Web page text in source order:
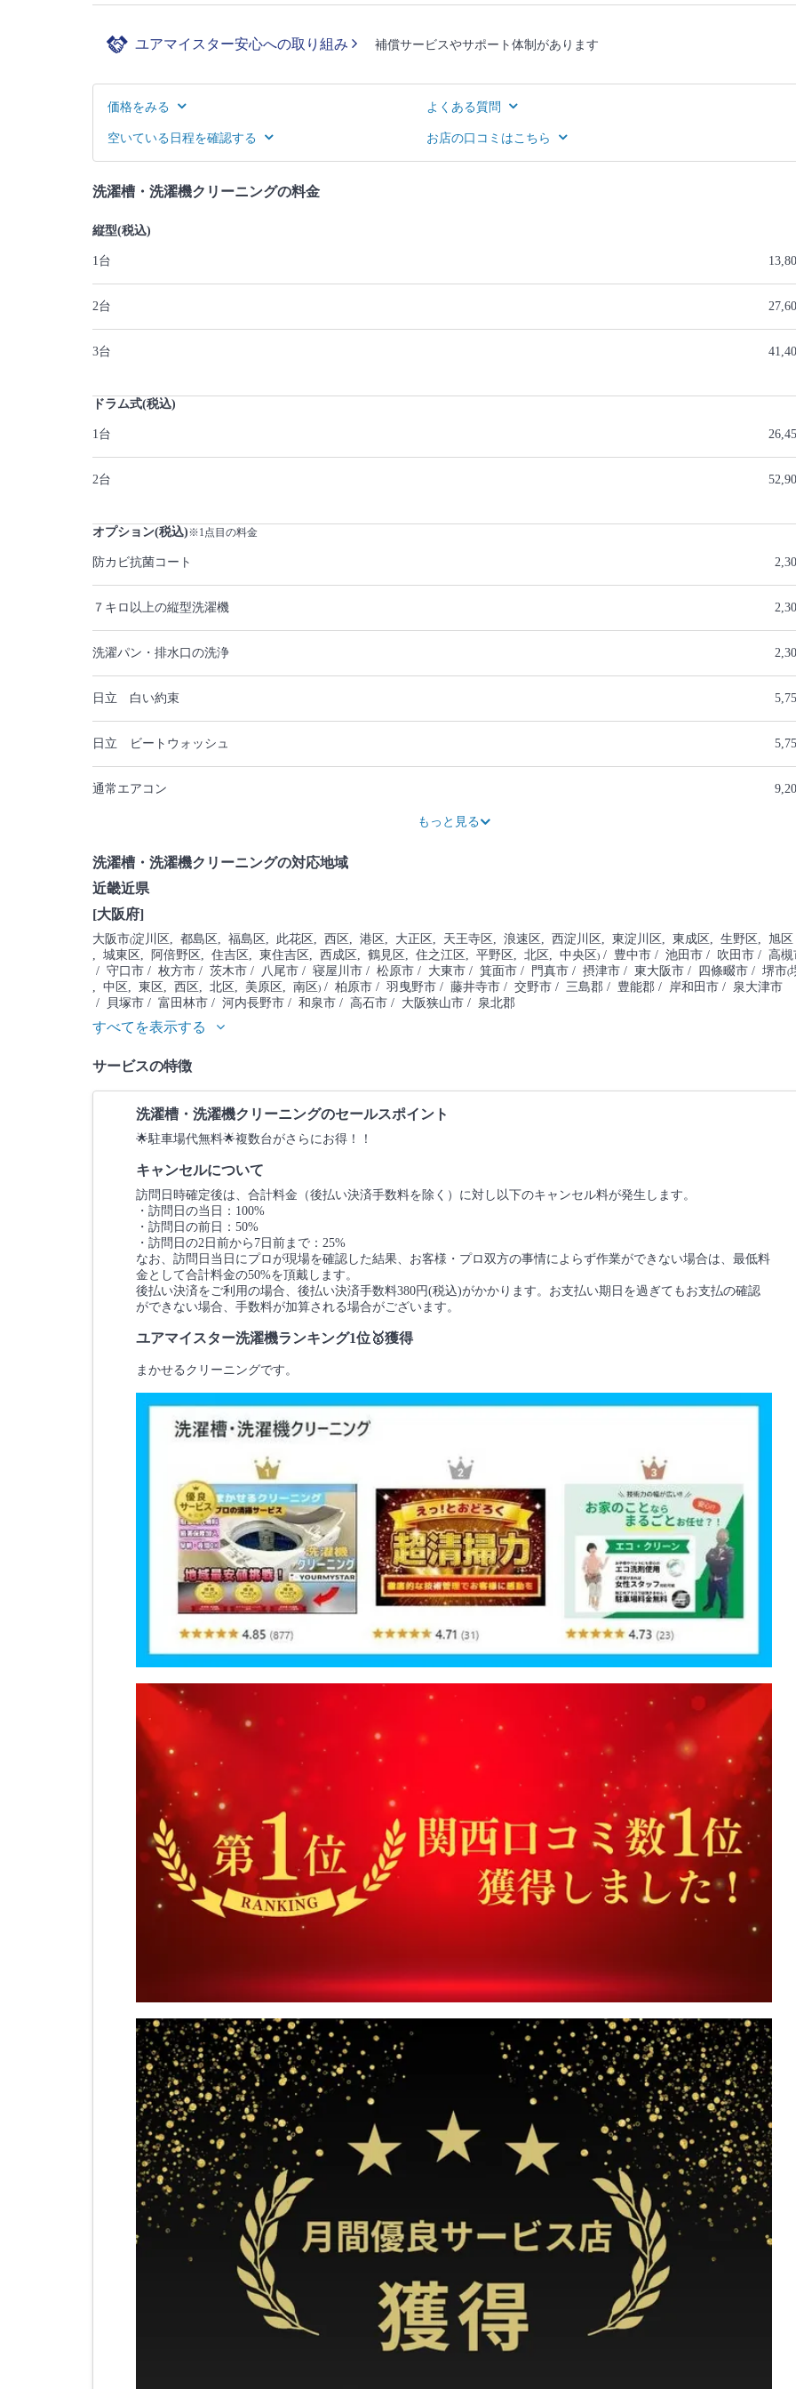
ユアマイスター安心への取り組み 補償サービスやサポート体制があります
価格をみる よくある質問
空いている日程を確認する お店の口コミはこちら
洗濯槽・洗濯機クリーニングの料金
縦型(税込)
1台
2台
3台
ドラム式(税込)
1台
2台
オプション(税込)※1点目の料金
防カビ抗菌コート
７キロ以上の縦型洗濯機
洗濯パン・排水口の洗浄
日立 白い約束
日立 ビートウォッシュ
通常エアコン
もっと見る
洗濯槽・洗濯機クリーニングの対応地域
近畿近県
[大阪府]
大阪市(淀川区 , 都島区 , 福島区 , 此花区 , 西区 , 港区 , 大正区 , 天王寺区 , 浪速区 , 西淀川区 , 東淀川区 , 東成区 , 生野区 , 旭区
, 城東区 , 阿倍野区 , 住吉区 , 東住吉区 , 西成区 , 鶴見区 , 住之江区 , 平野区 , 北区 , 中央区) / 豊中市 / 池田市 / 吹田市 / 高槻
/ 守口市 / 枚方市 / 茨木市 / 八尾市 / 寝屋川市 / 松原市 / 大東市 / 箕面市 / 門真市 / 摂津市 / 東大阪市 / 四條畷市 / 堺市(
, 中区 , 東区 , 西区 , 北区 , 美原区 , 南区) / 柏原市 / 羽曳野市 / 藤井寺市 / 交野市 / 三島郡 / 豊能郡 / 岸和田市 / 泉大津市
/ 貝塚市 / 富田林市 / 河内長野市 / 和泉市 / 高石市 / 大阪狭山市 / 泉北郡
すべてを表示する
サービスの特徴
洗濯槽・洗濯機クリーニングのセールスポイント
🌟駐車場代無料🌟複数台がさらにお得！！
キャンセルについて
訪問日時確定後は、合計料金（後払い決済手数料を除く）に対し以下のキャンセル料が発生します。
・訪問日の当日：100%
・訪問日の前日：50%
・訪問日の2日前から7日前まで：25%
なお、訪問日当日にプロが現場を確認した結果、お客様・プロ双方の事情によらず作業ができない場合は、最低料
金として合計料金の50%を頂戴します。
後払い決済をご利用の場合、後払い決済手数料380円(税込)がかかります。お支払い期日を過ぎてもお支払の確認
ができない場合、手数料が加算される場合がございます。
ユアマイスター洗濯機ランキング1位🥇獲得
まかせるクリーニングです。